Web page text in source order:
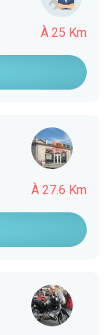
À 25 Km
À 27.6 Km